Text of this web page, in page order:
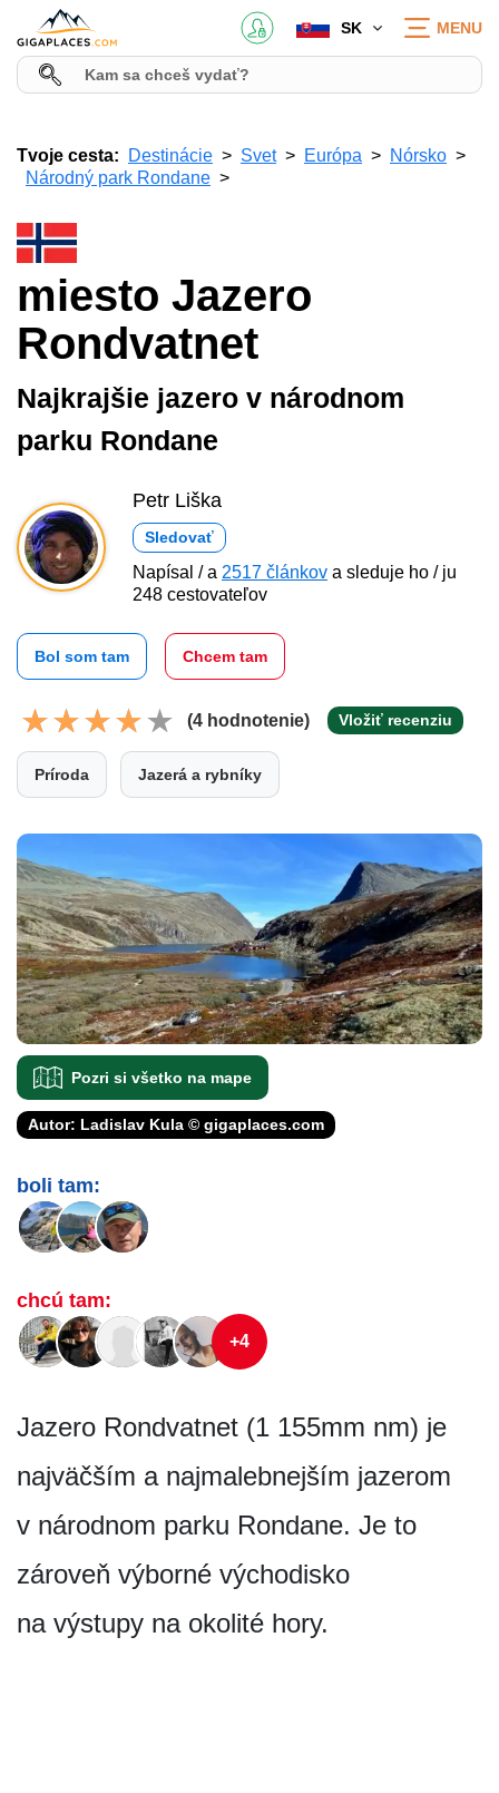
SK MENU
Tvoje cesta: Destinácie Svet Európa
Nórsko
Národný park Rondane
miesto Jazero
Rondvatnet
Najkrajšie jazero v národnom
parku Rondane
Petr Liška
Sledovať
Napísal / a 2517 článkov a sleduje ho / ju
248 cestovateľov
Bol som tam Chcem tam
(4 hodnotenie) Vložiť recenziu
Príroda Jazerá a rybníky
Pozri si všetko na mape
Autor: Ladislav Kula © gigaplaces.com
boli tam:
chcú tam:
+4
Jazero Rondvatnet (1 155mm nm) je
najväčším a najmalebnejším jazerom
v národnom parku Rondane. Je to
zároveň výborné východisko
na výstupy na okolité hory.